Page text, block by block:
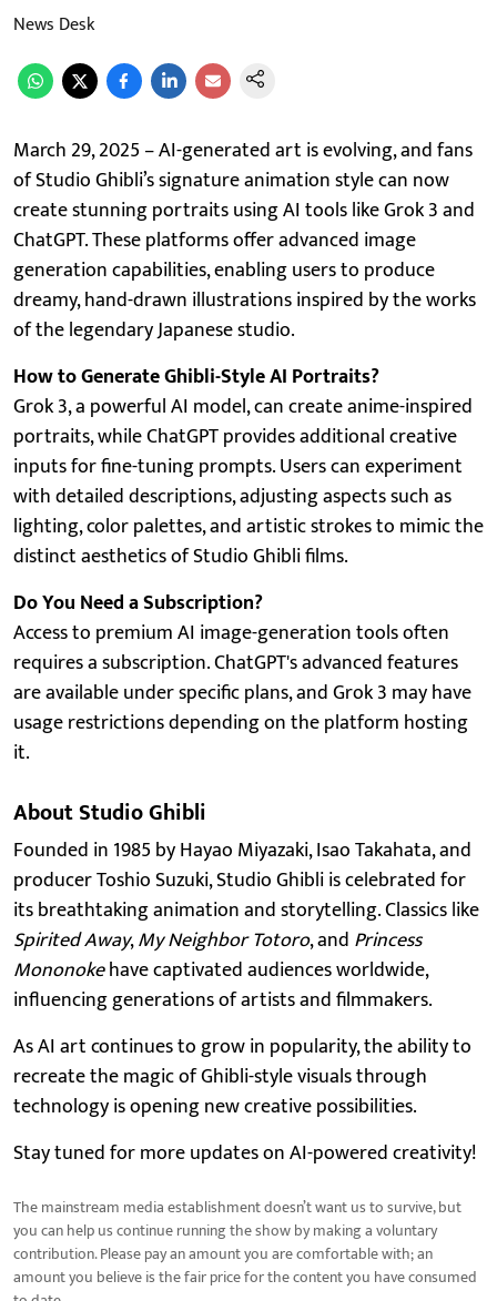
News Desk
March 29, 2025 – AI-generated art is evolving, and fans
of Studio Ghibli’s signature animation style can now
create stunning portraits using AI tools like Grok 3 and
ChatGPT. These platforms offer advanced image
generation capabilities, enabling users to produce
dreamy, hand-drawn illustrations inspired by the works
of the legendary Japanese studio.
How to Generate Ghibli-Style AI Portraits?
Grok 3, a powerful AI model, can create anime-inspired
portraits, while ChatGPT provides additional creative
inputs for fine-tuning prompts. Users can experiment
with detailed descriptions, adjusting aspects such as
lighting, color palettes, and artistic strokes to mimic the
distinct aesthetics of Studio Ghibli films.
Do You Need a Subscription?
Access to premium AI image-generation tools often
requires a subscription. ChatGPT's advanced features
are available under specific plans, and Grok 3 may have
usage restrictions depending on the platform hosting
it.
About Studio Ghibli
Founded in 1985 by Hayao Miyazaki, Isao Takahata, and
producer Toshio Suzuki, Studio Ghibli is celebrated for
its breathtaking animation and storytelling. Classics like
Spirited Away,My Neighbor Totoro, and Princess
Mononokehave captivated audiences worldwide,
influencing generations of artists and filmmakers.
As AI art continues to grow in popularity, the ability to
recreate the magic of Ghibli-style visuals through
technology is opening new creative possibilities.
Stay tuned for more updates on AI-powered creativity!
The mainstream media establishment doesn’t want us to survive, but
you can help us continue running the show by making a voluntary
contribution. Please pay an amount you are comfortable with; an
amount you believe is the fair price for the content you have consumed